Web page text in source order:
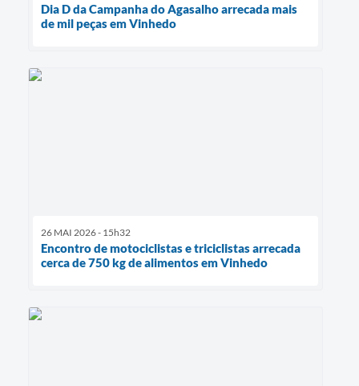
Dia D da Campanha do Agasalho arrecada mais
de mil peças em Vinhedo
26 MAI 2026 - 15h32
Encontro de motociclistas e triciclistas arrecada
cerca de 750 kg de alimentos em Vinhedo